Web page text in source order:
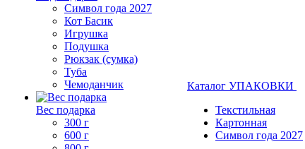
Символ года 2027
Кот Басик
Игрушка
Подушка
Рюкзак (сумка)
Туба
Чемоданчик
Вес подарка
300 г
600 г
Каталог УПАКОВКИ
Текстильная
Картонная
Символ года 2027